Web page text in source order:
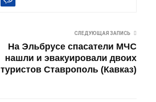
СЛЕДУЮЩАЯ ЗАПИСЬ
На Эльбрусе спасатели МЧС
нашли и эвакуировали двоих
туристов Ставрополь (Кавказ)